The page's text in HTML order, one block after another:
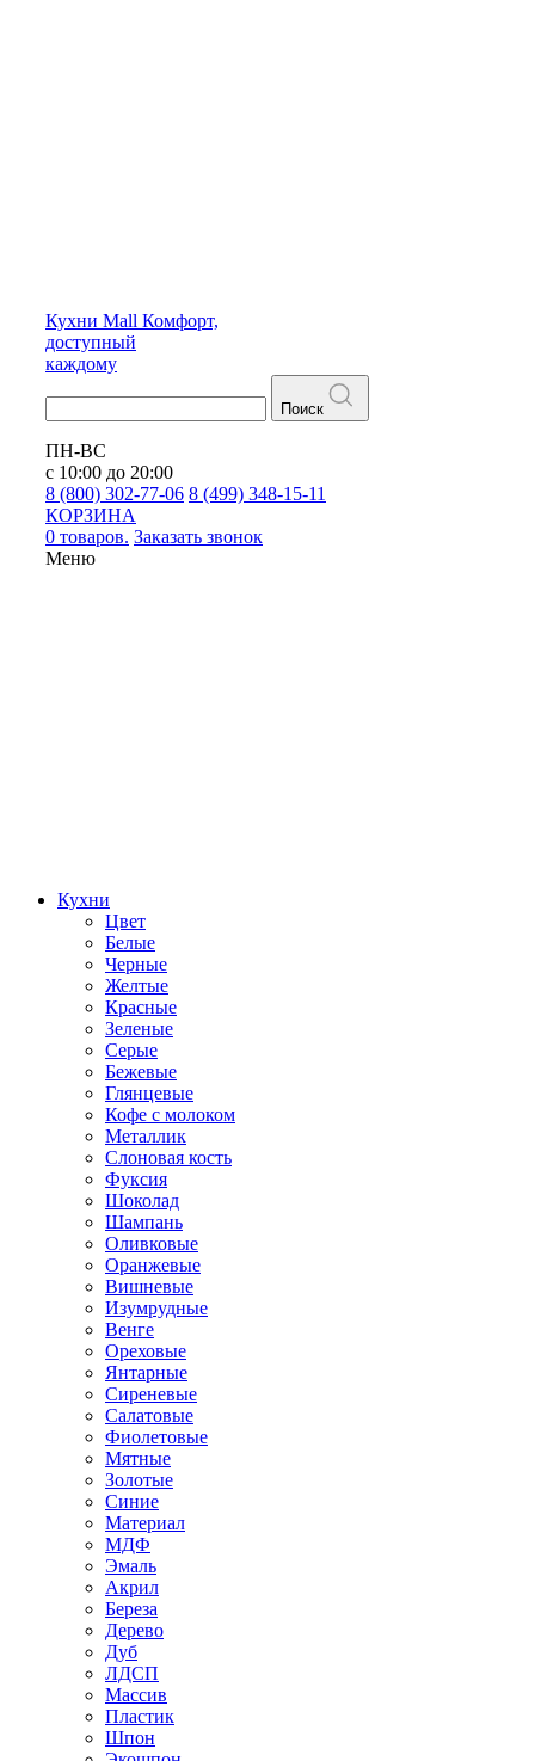
Кухни Mall Комфорт,
доступный
каждому
Поиск
ПН-ВС
с 10:00 до 20:00
8 (800) 302-77-06 8 (499) 348-15-11
КОРЗИНА
0 товаров. Заказать звонок
Меню
Кухни
Цвет
Белые
Черные
Желтые
Красные
Зеленые
Серые
Бежевые
Глянцевые
Кофе с молоком
Металлик
Слоновая кость
Фуксия
Шоколад
Шампань
Оливковые
Оранжевые
Вишневые
Изумрудные
Венге
Ореховые
Янтарные
Сиреневые
Салатовые
Фиолетовые
Мятные
Золотые
Синие
Материал
МДФ
Эмаль
Акрил
Береза
Дерево
Дуб
ЛДСП
Массив
Пластик
Шпон